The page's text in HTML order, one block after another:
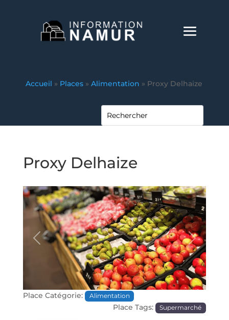
Accueil » Places » Alimentation » Proxy Delhaize
Proxy Delhaize
Précédente Prochaine
Place Catégorie: Alimentation
Place Tags: Supermarché